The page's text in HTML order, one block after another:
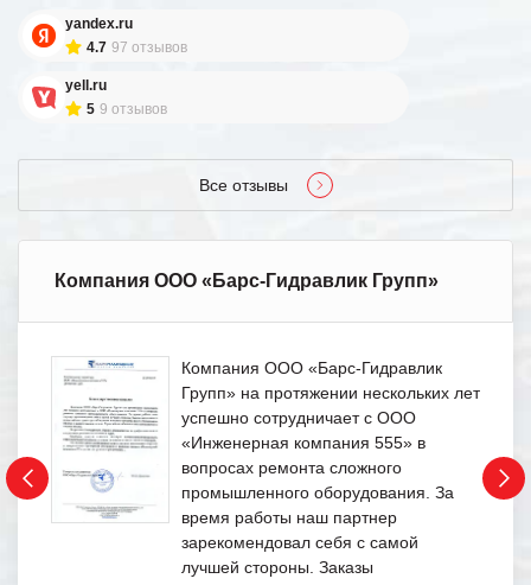
yandex.ru
4.7 97 отзывов
yell.ru
5 9 отзывов
Все отзывы
Компания ООО «Барс-Гидравлик Групп»
Компания ООО «Барс-Гидравлик
Групп» на протяжении нескольких лет
успешно сотрудничает с ООО
«Инженерная компания 555» в
вопросах ремонта сложного
промышленного оборудования. За
время работы наш партнер
зарекомендовал себя с самой
лучшей стороны. Заказы